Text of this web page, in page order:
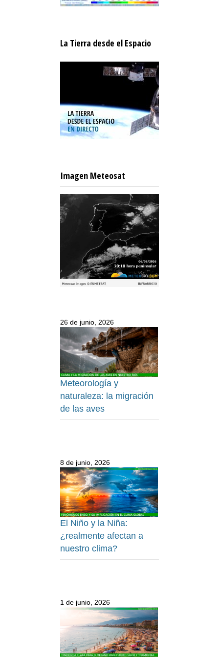
La Tierra desde el Espacio
Imagen Meteosat
26 de junio, 2026
Meteorología y
naturaleza: la migración
de las aves
8 de junio, 2026
El Niño y la Niña:
¿realmente afectan a
nuestro clima?
1 de junio, 2026